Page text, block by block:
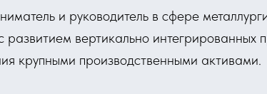
и руководитель в сфере
развитием вертикально
крупными производственными активами.